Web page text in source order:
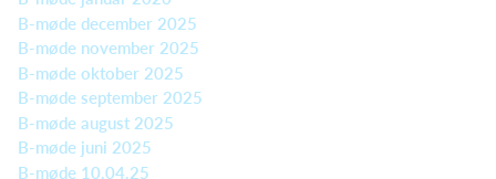
B-møde december 2025
B-møde november 2025
B-møde oktober 2025
B-møde september 2025
B-møde august 2025
B-møde juni 2025
B-møde 10.04.25